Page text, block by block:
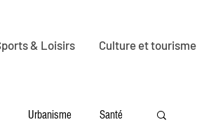
& Loisirs Culture et tourisme
Urbanisme Santé